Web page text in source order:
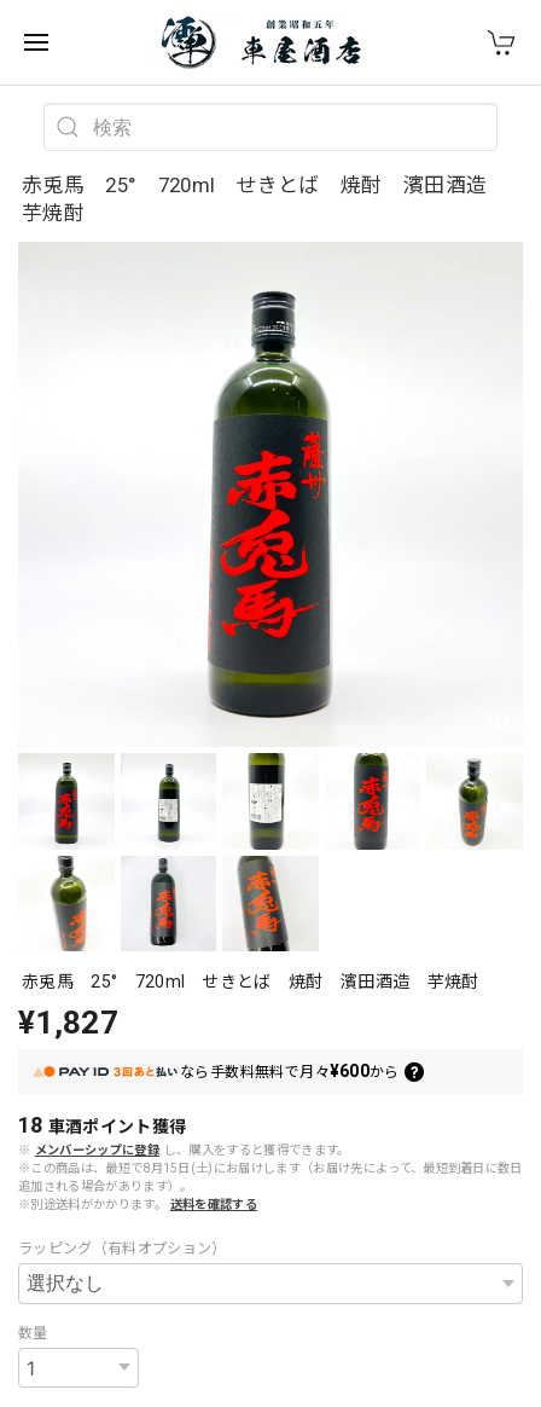
赤兎馬 25° 720ml せきとば 焼酎 濱田酒造
芋焼酎
赤兎馬 25° 720ml せきとば 焼酎 濱田酒造 芋焼酎
¥1,827
なら 手数料無料で月々¥600から
18 車酒ポイント獲得
※ メンバーシップに登録 し、購入をすると獲得できます。
※この商品は、最短で8月15日(土)にお届けします（お届け先によって、最短到着日に数日
追加される場合があります）。
※別途送料がかかります。
送料を確認する
ラッピング（有料オプション）
数量